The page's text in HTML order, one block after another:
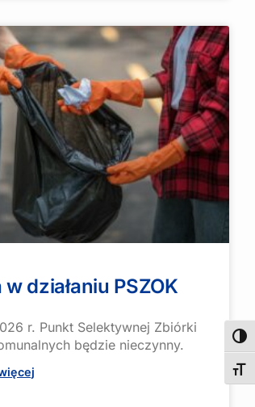
działaniu PSZOK
r. Punkt Selektywnej Zbiórki
będzie nieczynny.